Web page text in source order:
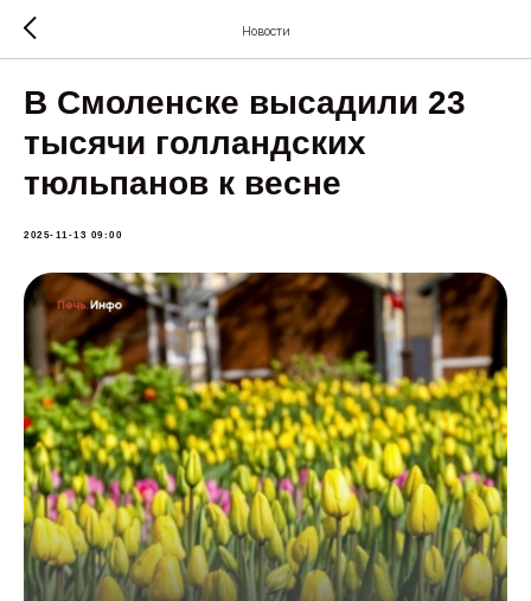
Новости
В Смоленске высадили 23
тысячи голландских
тюльпанов к весне
2025-11-13 09:00